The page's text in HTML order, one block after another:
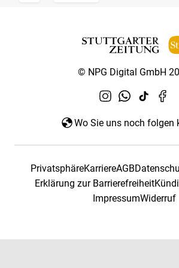
© NPG Digital GmbH
Wo Sie uns noch folgen
PrivatsphäreKarriereAGB
Erklärung zur Barrierefreiheit
ImpressumWiderruf